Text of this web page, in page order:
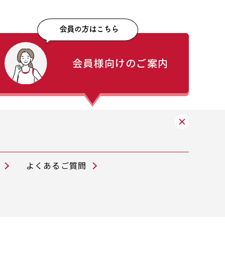
会員様向けのご案内
よくあるご質問